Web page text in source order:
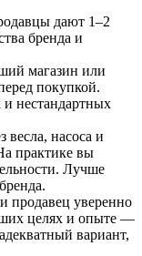
дают 1–2
бренда и
магазин или
покупкой.
нестандартных
весла, насоса и
практике вы
Лучше
продавец уверенно
целях и опыте —
вариант,